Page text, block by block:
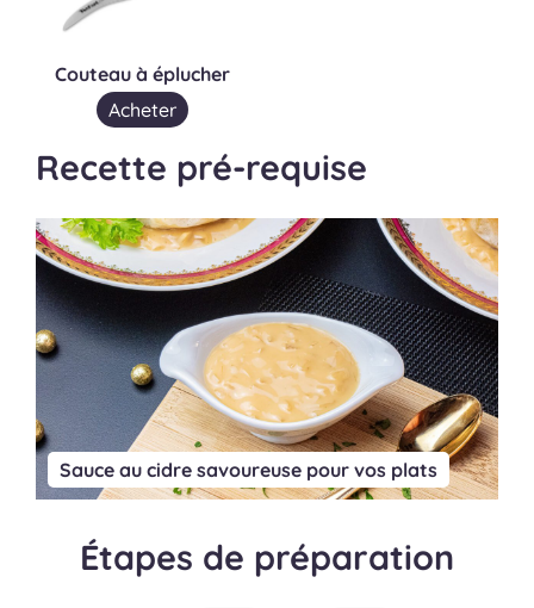
Couteau à éplucher
Acheter
Recette pré-requise
Sauce au cidre savoureuse pour vos plats
Étapes de préparation